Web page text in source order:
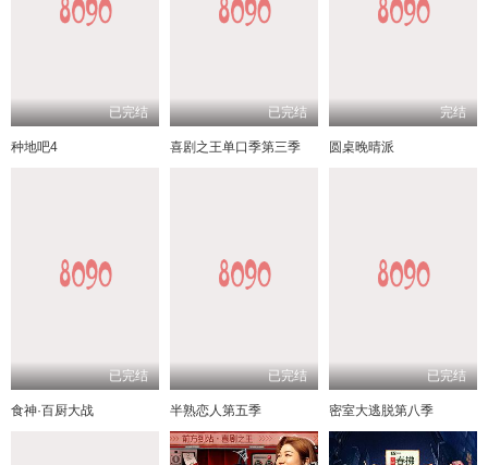
已完结
种地吧4
已完结
喜剧之王单口季第三季
完结
圆桌晚晴派
已完结
食神·百厨大战
已完结
半熟恋人第五季
已完结
密室大逃脱第八季